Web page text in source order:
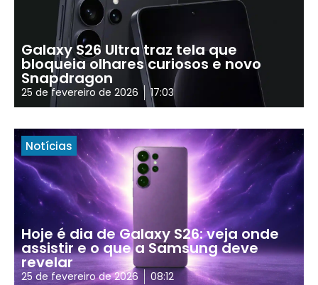
Galaxy S26 Ultra traz tela que
bloqueia olhares curiosos e novo
Snapdragon
25 de fevereiro de 2026 17:03
Notícias
Hoje é dia de Galaxy S26: veja onde
assistir e o que a Samsung deve
revelar
25 de fevereiro de 2026 08:12